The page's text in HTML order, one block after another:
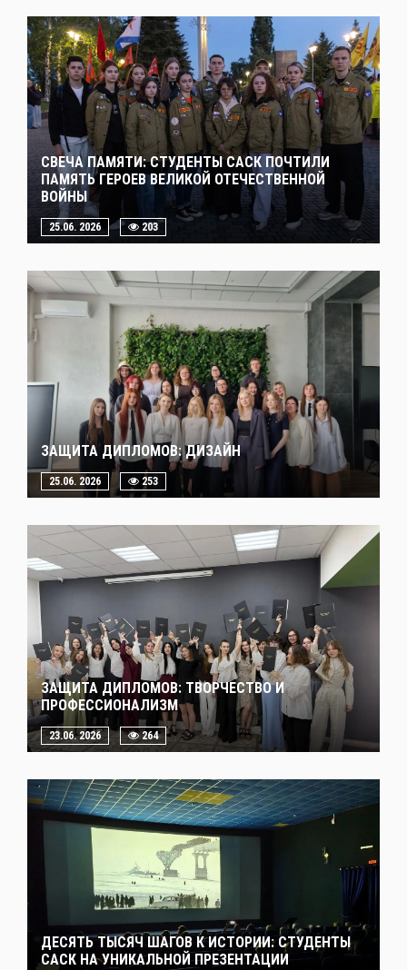
СВЕЧА ПАМЯТИ: СТУДЕНТЫ САСК ПОЧТИЛИ
ПАМЯТЬ ГЕРОЕВ ВЕЛИКОЙ ОТЕЧЕСТВЕННОЙ
ВОЙНЫ
25.06. 2026 203
ЗАЩИТА ДИПЛОМОВ: ДИЗАЙН
25.06. 2026 253
ЗАЩИТА ДИПЛОМОВ: ТВОРЧЕСТВО И
ПРОФЕССИОНАЛИЗМ
23.06. 2026 264
ДЕСЯТЬ ТЫСЯЧ ШАГОВ К ИСТОРИИ: СТУДЕНТЫ
САСК НА УНИКАЛЬНОЙ ПРЕЗЕНТАЦИИ